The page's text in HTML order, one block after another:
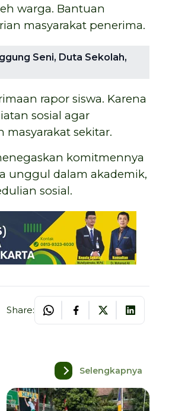
warga. Bantuan
masyarakat penerima.
Seni, Duta Sekolah,
rapor siswa. Karena
sosial agar
masyarakat sekitar.
komitmennya
unggul dalam akademik,
sosial.
Share:
Selengkapnya